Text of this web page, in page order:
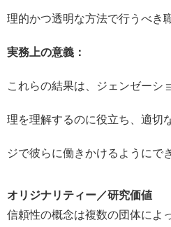
理的かつ透明な方法で行うべき
実務上の意義：
これらの結果は、ジェンゼーシ
理を理解するのに役立ち、適切
ジで彼らに働きかけるようにで
オリジナリティー／研究価値
信頼性の概念は複数の団体によ